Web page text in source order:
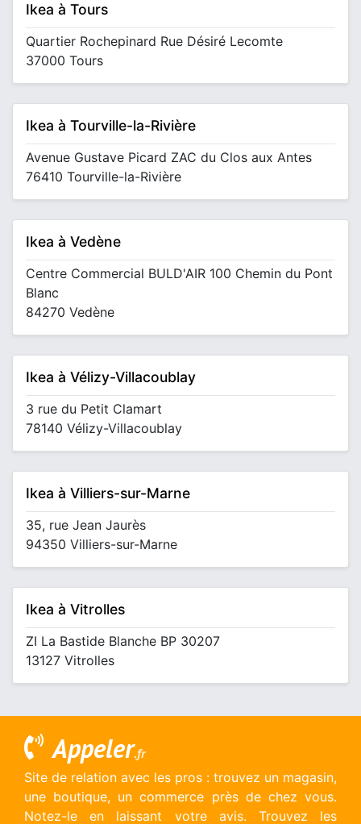
Ikea à Tours
Quartier Rochepinard Rue Désiré Lecomte
37000 Tours
Ikea à Tourville-la-Rivière
Avenue Gustave Picard ZAC du Clos aux Antes
76410 Tourville-la-Rivière
Ikea à Vedène
Centre Commercial BULD'AIR 100 Chemin du Pont
Blanc
84270 Vedène
Ikea à Vélizy-Villacoublay
3 rue du Petit Clamart
78140 Vélizy-Villacoublay
Ikea à Villiers-sur-Marne
35, rue Jean Jaurès
94350 Villiers-sur-Marne
Ikea à Vitrolles
ZI La Bastide Blanche BP 30207
13127 Vitrolles
Appeler.fr
Site de relation avec les pros : trouvez un magasin,
une boutique, un commerce près de chez vous.
Notez-le en laissant votre avis. Trouvez les